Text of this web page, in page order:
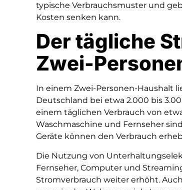
typische Verbrauchsmuster und
Kosten senken kann.
Der tägliche
Zwei-
In einem Zwei-Personen-Haushalt
Deutschland bei etwa 2.000 bis
einem täglichen Verbrauch von
Waschmaschine und Fernseher
Geräte können den Verbrauch
Die Nutzung von
Fernseher, Computer und
Stromverbrauch weiter erhöht.